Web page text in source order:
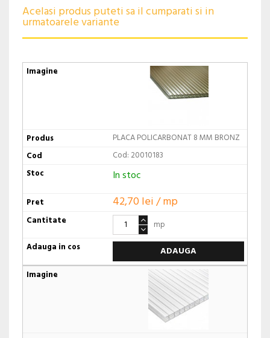
Acelasi produs puteti sa il cumparati si in
urmatoarele variante
PLACA POLICARBONAT 8 MM BRONZ
Cod: 20010183
In stoc
42,70 lei / mp
mp
ADAUGA